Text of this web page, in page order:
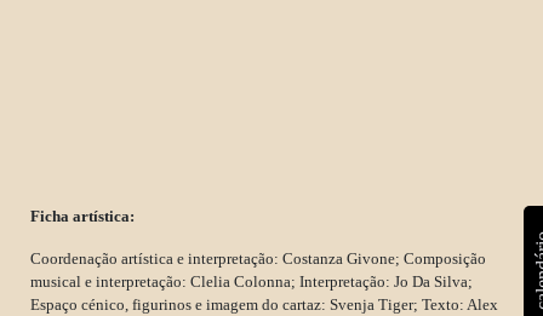
Ficha artística:
Coordenação artística e interpretação: Costanza Givone; Composição
musical e interpretação: Clelia Colonna; Interpretação: Jo Da Silva;
Espaço cénico, figurinos e imagem do cartaz: Svenja Tiger; Texto: Alex